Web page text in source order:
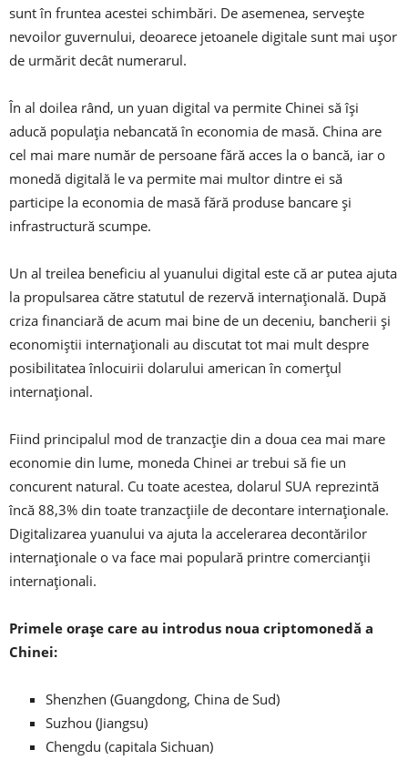
sunt în fruntea acestei schimbări. De asemenea, servește
nevoilor guvernului, deoarece jetoanele digitale sunt mai ușor
de urmărit decât numerarul.
În al doilea rând, un yuan digital va permite Chinei să își
aducă populația nebancată în economia de masă. China are
cel mai mare număr de persoane fără acces la o bancă, iar o
monedă digitală le va permite mai multor dintre ei să
participe la economia de masă fără produse bancare și
infrastructură scumpe.
Un al treilea beneficiu al yuanului digital este că ar putea ajuta
la propulsarea către statutul de rezervă internațională. După
criza financiară de acum mai bine de un deceniu, bancherii și
economiștii internaționali au discutat tot mai mult despre
posibilitatea înlocuirii dolarului american în comerțul
internațional.
Fiind principalul mod de tranzacție din a doua cea mai mare
economie din lume, moneda Chinei ar trebui să fie un
concurent natural. Cu toate acestea, dolarul SUA reprezintă
încă 88,3% din toate tranzacțiile de decontare internaționale.
Digitalizarea yuanului va ajuta la accelerarea decontărilor
internaționale o va face mai populară printre comercianții
internaționali.
Primele orașe care au introdus noua criptomonedă a
Chinei:
Shenzhen (Guangdong, China de Sud)
Suzhou (Jiangsu)
Chengdu (capitala Sichuan)